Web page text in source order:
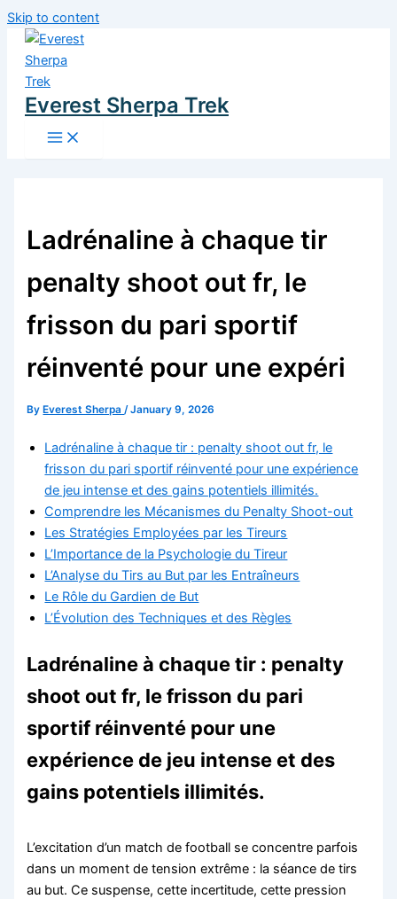
Skip to content
Everest Sherpa Trek
Ladrénaline à chaque tir
penalty shoot out fr, le
frisson du pari sportif
réinventé pour une expéri
By Everest Sherpa/January 9, 2026
Ladrénaline à chaque tir : penalty shoot out fr, le
frisson du pari sportif réinventé pour une expérience
de jeu intense et des gains potentiels illimités.
Comprendre les Mécanismes du Penalty Shoot-out
Les Stratégies Employées par les Tireurs
L’Importance de la Psychologie du Tireur
L’Analyse du Tirs au But par les Entraîneurs
Le Rôle du Gardien de But
L’Évolution des Techniques et des Règles
Ladrénaline à chaque tir : penalty
shoot out fr, le frisson du pari
sportif réinventé pour une
expérience de jeu intense et des
gains potentiels illimités.
L’excitation d’un match de football se concentre parfois
dans un moment de tension extrême : la séance de tirs
au but. Ce suspense, cette incertitude, cette pression